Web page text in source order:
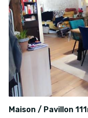
Maison / Pavillon